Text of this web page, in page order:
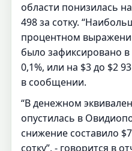
области понизилась
498 за сотку.
процентном
было зафиксировано
0,1%, или на $3 до $2
в сообщении.
“В денежном
опустилась в
снижение составило
сотку”, - говорится в